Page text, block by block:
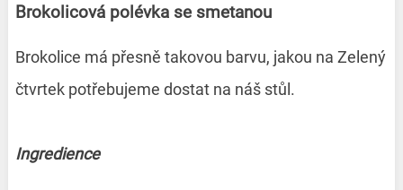
Brokolicová polévka se smetanou
Brokolice má přesně takovou barvu, jakou na Zelený
čtvrtek potřebujeme dostat na náš stůl.
Ingredience